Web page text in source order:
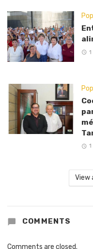
View
COMMENTS
Comments are closed.